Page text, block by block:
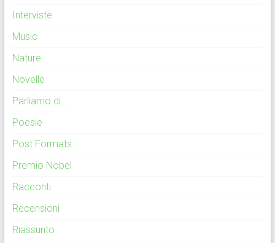
Interviste
Music
Nature
Novelle
Parliamo di…
Poesie
Post Formats
Premio Nobel
Racconti
Recensioni
Riassunto